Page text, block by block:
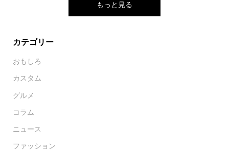
もっと見る
カテゴリー
おもしろ
カスタム
グルメ
コラム
ニュース
ファッション